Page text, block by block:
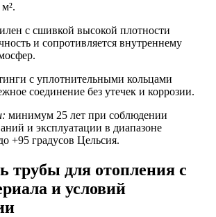
с сшивкой высокой плотности
и сопротивляется внутреннему
с уплотнительными кольцами
соединение без утечек и коррозии.
минимум 25 лет при соблюдении
и эксплуатации в диапазоне
+95 градусов Цельсия.
трубы для отопления с
и условий